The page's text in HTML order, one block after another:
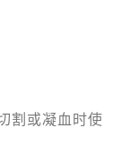
割或凝血时使